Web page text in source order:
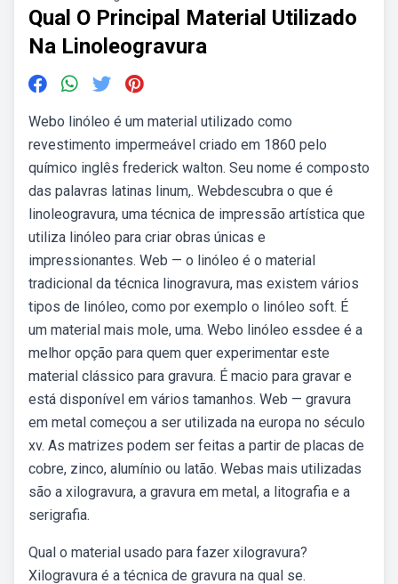
Qual O Principal Material Utilizado
Na Linoleogravura
Webo linóleo é um material utilizado como
revestimento impermeável criado em 1860 pelo
químico inglês frederick walton. Seu nome é composto
das palavras latinas linum,. Webdescubra o que é
linoleogravura, uma técnica de impressão artística que
utiliza linóleo para criar obras únicas e
impressionantes. Web — o linóleo é o material
tradicional da técnica linogravura, mas existem vários
tipos de linóleo, como por exemplo o linóleo soft. É
um material mais mole, uma. Webo linóleo essdee é a
melhor opção para quem quer experimentar este
material clássico para gravura. É macio para gravar e
está disponível em vários tamanhos. Web — gravura
em metal começou a ser utilizada na europa no século
xv. As matrizes podem ser feitas a partir de placas de
cobre, zinco, alumínio ou latão. Webas mais utilizadas
são a xilogravura, a gravura em metal, a litografia e a
serigrafia.
Qual o material usado para fazer xilogravura?
Xilogravura é a técnica de gravura na qual se.